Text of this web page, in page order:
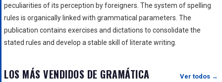
peculiarities of its perception by foreigners. The system of spelling
rules is organically linked with grammatical parameters. The
publication contains exercises and dictations to consolidate the
stated rules and develop a stable skill of literate writing.
LOS MÁS VENDIDOS DE GRAMÁTICA Ver todos →